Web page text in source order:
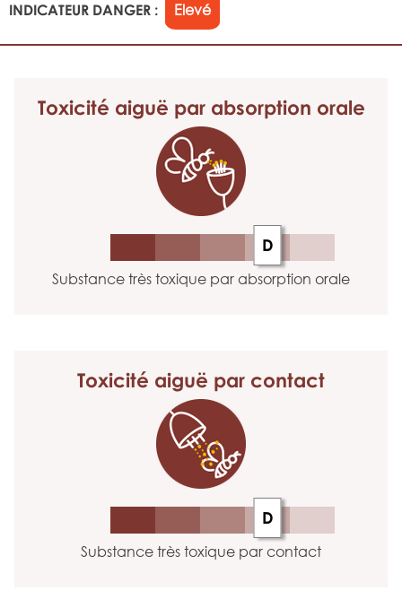
INDICATEUR DANGER : Elevé
Toxicité aiguë par absorption orale
D
Substance très toxique par absorption orale
Toxicité aiguë par contact
D
Substance très toxique par contact